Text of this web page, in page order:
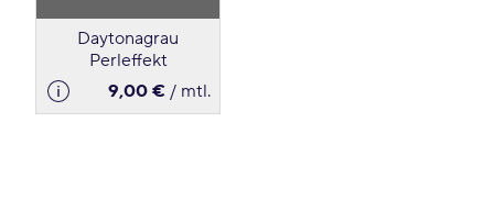
Daytonagrau
Perleffekt
9,00 € / mtl.